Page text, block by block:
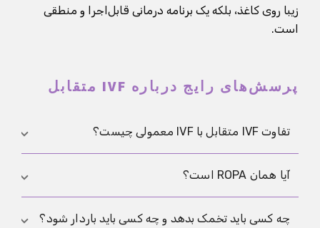
زیبا روی کاغذ، بلکه یک برنامه درمانی قابل‌اجرا و منطقی
است.
پرسش‌های رایج درباره IVF متقابل
تفاوت IVF متقابل با IVF معمولی چیست؟
تفاوت اصلی در تقسیم نقش‌هاست: یک نفر تخمک
مشابه‌اند.
آیا همان ROPA است؟
بله. ROPA نام دیگری برای همین ایده است.
چه کسی باید تخمک بدهد و چه کسی باید باردار شود؟